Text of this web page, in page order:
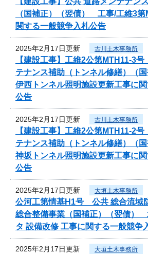
（国補正）（翌債） 工事/工維3
関する一般競争入札公告
2025年2月17日更新 古川土木事務所
【建設工事】工維2公第MTH11-
テナンス補助（トンネル修繕）（国
伊西トンネル照明施設更新工事に
公告
2025年2月17日更新 古川土木事務所
【建設工事】工維2公第MTH11-
テナンス補助（トンネル修繕）（国
神坂トンネル照明施設更新工事に
公告
2025年2月17日更新 大垣土木事務所
公河工第情基H1号 公共 総合流域
総合整備事業（国補正）（翌債）
タ 設備改修 工事に関する一般競争
2025年2月17日更新 大垣土木事務所